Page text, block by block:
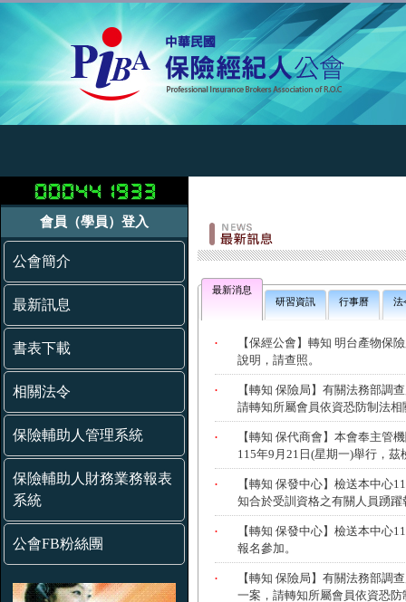
會員（學員）登入
公會簡介
最新訊息
書表下載
相關法令
保險輔助人管理系統
保險輔助人財務業務報表
系統
公會FB粉絲團
最新消息
研習資訊
行事曆 法